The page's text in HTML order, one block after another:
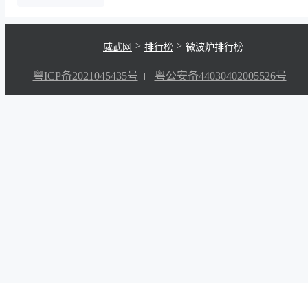
威武网 > 排行榜 > 微波炉排行榜
粤ICP备2021045435号 粤公安备44030402005526号